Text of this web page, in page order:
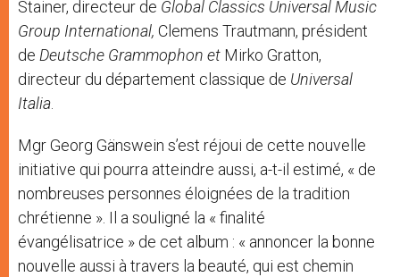
Stainer, directeur de Global Classics Universal Music
Group International, Clemens Trautmann, président
de Deutsche Grammophon et Mirko Gratton,
directeur du département classique de Universal
Italia.
Mgr Georg Gänswein s’est réjoui de cette nouvelle
initiative qui pourra atteindre aussi, a-t-il estimé, « de
nombreuses personnes éloignées de la tradition
chrétienne ». Il a souligné la « finalité
évangélisatrice » de cet album : « annoncer la bonne
nouvelle aussi à travers la beauté, qui est chemin